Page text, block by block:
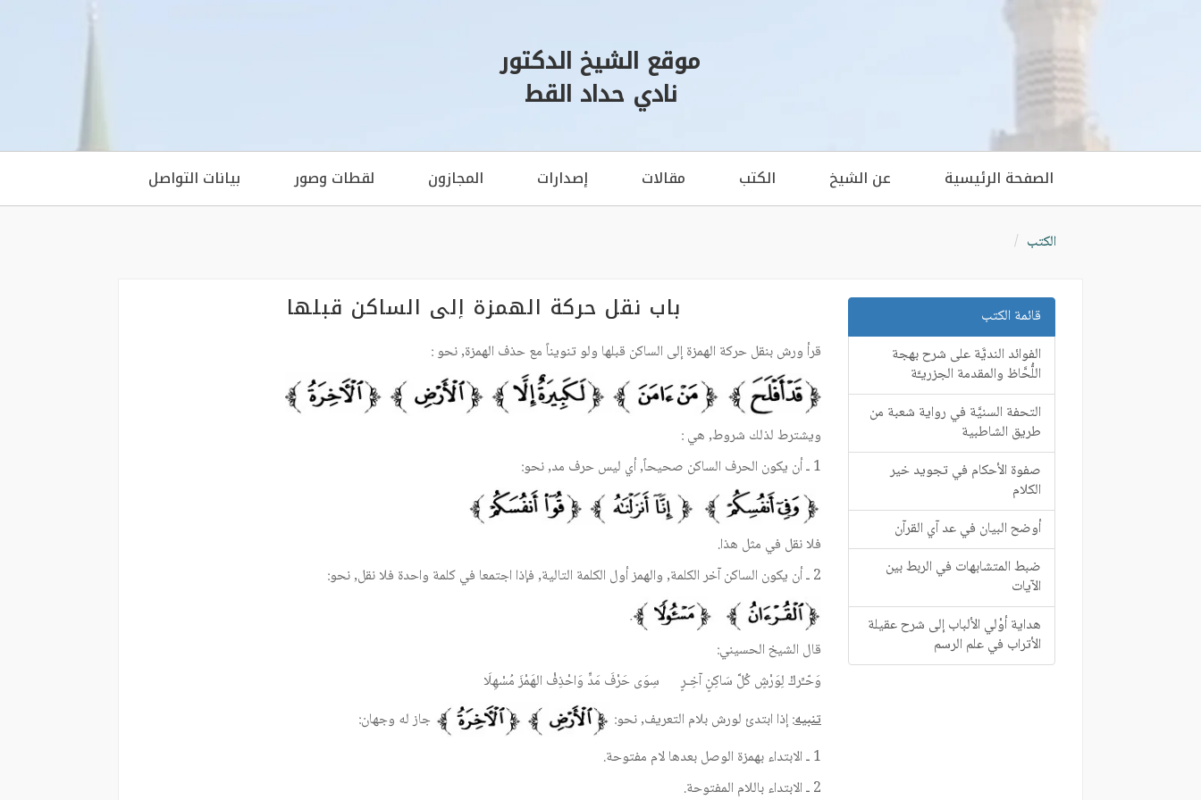
موقع الشيخ الدكتور
نادي حداد القط
الصفحة الرئيسية عن الشيخ الكتب مقالات إصدارات المجازون لقطات وصور بيانات التواصل
الكتب
قائمة الكتب
الفوائد النديَّة على شرح بهجة
اللُّحَّاظ والمقدمة الجزريـَّة
التحفة السنيَّة في رواية شعبة من
طريق الشاطبية
صفوة الأحكام في تجويد خير
الكلام
أوضح البيان في عد آي القرآن
ضبط المتشابهات في الربط بين
الآيات
هداية أوْلي الألباب إلى شرح عقيلة
الأتراب في علم الرسم
باب نقل حركة الهمزة إلى الساكن قبلها
قرأ ورش بنقل حركة الهمزة إلى الساكن قبلها ولو تنويناً مع حذف الهمزة, نحو :
ويشترط لذلك شروط, هي :
1 ـ أن يكون الحرف الساكن صحيحاً, أي ليس حرف مد, نحو:
فلا نقل في مثل هذا.
2 ـ أن يكون الساكن آخر الكلمة, والهمز أول الكلمة التالية, فإذا اجتمعا في كلمة واحدة فلا نقل, نحو:
قال الشيخ الحسيني:
وَحّـِّركْ لِوَرْشٍ كُلَّ سَاكِنٍ آخِـرٍ سِوَى حَرْفَ مَدٍّ وَاحْذِفْ الهَمْزَ مُسْهِلَا
تنبيه: إذا ابتدئ لورش بلام التعريف, نحو:
جاز له وجهان:
1 ـ الابتداء بهمزة الوصل بعدها لام مفتوحة.
2 ـ الابتداء باللام المفتوحة.